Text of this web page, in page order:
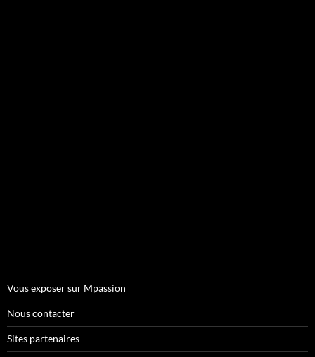
Vous exposer sur Mpassion
Nous contacter
Sites partenaires